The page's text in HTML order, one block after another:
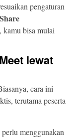
pengaturan
Share
kamu bisa mulai
lewat
cara ini
terutama peserta
menggunakan